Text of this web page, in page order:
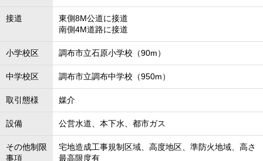
接道
東側8M公道に接道
南側4M道路に接道
小学校区 調布市立石原小学校（90m）
中学校区 調布市立調布中学校（950m）
取引態様 媒介
設備 公営水道、本下水、都市ガス
その他制限
事項
宅地造成工事規制区域、高度地区、準防火地域、高さ
最高限度有